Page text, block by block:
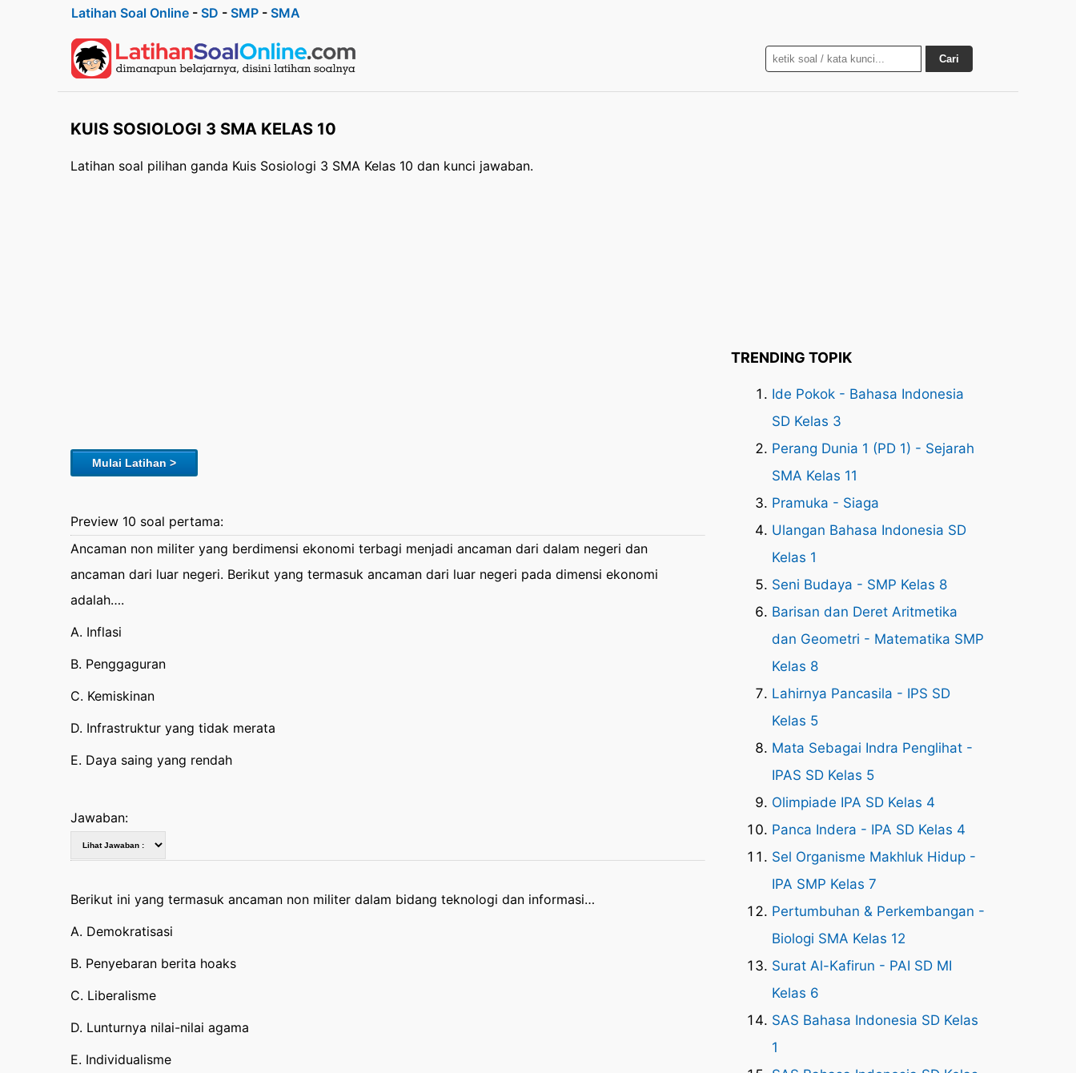
Latihan Soal Online- SD - SMP- SMA
Cari
KUIS SOSIOLOGI 3 SMA KELAS 10
Latihan soal pilihan ganda Kuis Sosiologi 3 SMA Kelas 10 dan kunci jawaban.
Mulai Latihan >
Preview 10 soal pertama:
Ancaman non militer yang berdimensi ekonomi terbagi menjadi ancaman dari dalam negeri dan
ancaman dari luar negeri. Berikut yang termasuk ancaman dari luar negeri pada dimensi ekonomi
adalah….
A. Inflasi
B. Penggaguran
C. Kemiskinan
D. Infrastruktur yang tidak merata
E. Daya saing yang rendah
Jawaban:
Berikut ini yang termasuk ancaman non militer dalam bidang teknologi dan informasi…
A. Demokratisasi
B. Penyebaran berita hoaks
C. Liberalisme
D. Lunturnya nilai-nilai agama
E. Individualisme
TRENDING TOPIK
Ide Pokok - Bahasa Indonesia
SD Kelas 3
Perang Dunia 1 (PD 1) - Sejarah
SMA Kelas 11
Pramuka - Siaga
Ulangan Bahasa Indonesia SD
Kelas 1
Seni Budaya - SMP Kelas 8
Barisan dan Deret Aritmetika
dan Geometri - Matematika SMP
Kelas 8
Lahirnya Pancasila - IPS SD
Kelas 5
Mata Sebagai Indra Penglihat -
IPAS SD Kelas 5
Olimpiade IPA SD Kelas 4
Panca Indera - IPA SD Kelas 4
Sel Organisme Makhluk Hidup -
IPA SMP Kelas 7
Pertumbuhan & Perkembangan -
Biologi SMA Kelas 12
Surat Al-Kafirun - PAI SD MI
Kelas 6
SAS Bahasa Indonesia SD Kelas
1